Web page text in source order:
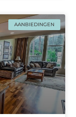
AANBIEDINGEN